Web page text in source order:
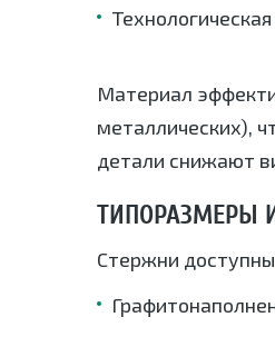
Материал
металлических),
детали снижают
ТИПОРАЗМЕРЫ
Стержни